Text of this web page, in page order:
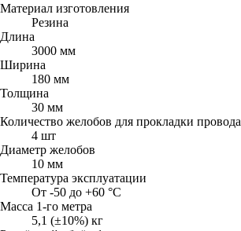
Материал изготовления
Резина
Длина
3000 мм
Ширина
180 мм
Толщина
30 мм
Количество желобов для прокладки провода
4 шт
Диаметр желобов
10 мм
Температура эксплуатации
От -50 до +60 °C
Масса 1-го метра
5,1 (±10%) кг